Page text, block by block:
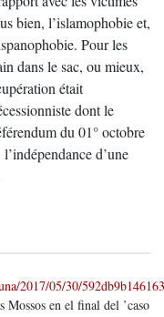
bien, l’islamophobie et,
Pour les
dans le sac, ou mieux,
était
dont le
du 01° octobre
d’une
2017/05/30/
en el final del ’caso